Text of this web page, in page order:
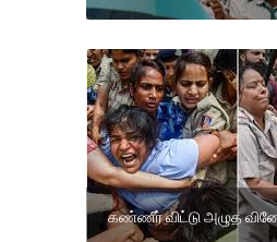
கண்ணீர் விட்டு அழுத